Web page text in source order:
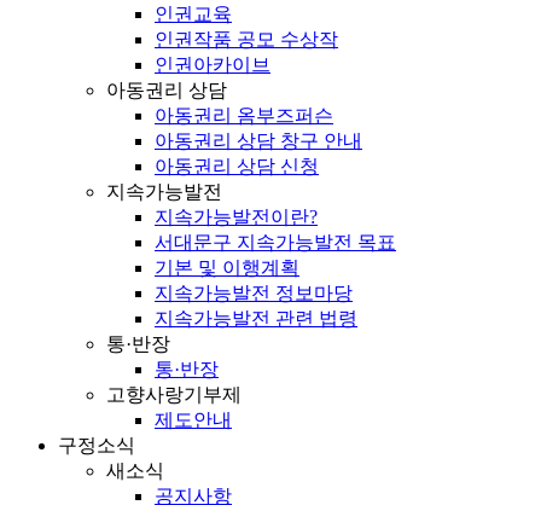
인권교육
인권작품 공모 수상작
인권아카이브
아동권리 상담
아동권리 옴부즈퍼슨
아동권리 상담 창구 안내
아동권리 상담 신청
지속가능발전
지속가능발전이란?
서대문구 지속가능발전 목표
기본 및 이행계획
지속가능발전 정보마당
지속가능발전 관련 법령
통·반장
통·반장
고향사랑기부제
제도안내
구정소식
새소식
공지사항